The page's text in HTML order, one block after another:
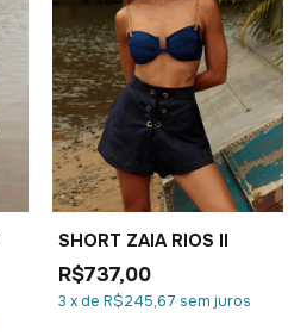
SHORT ZAIA RIOS II
R$737,00
3 xde R$245,67 sem juros